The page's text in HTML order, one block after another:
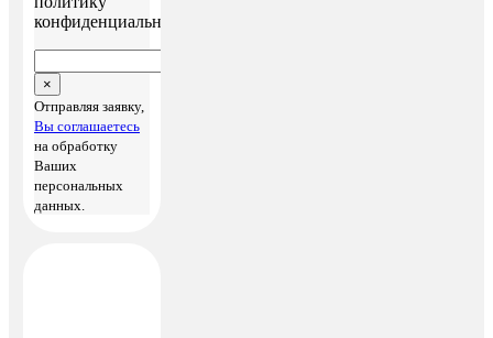
конфиденциальности
×
Отправляя заявку,
Вы соглашаетесь
на обработку
Ваших
персональных
данных.